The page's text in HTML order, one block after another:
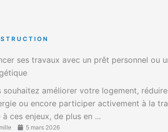
ses travaux avec un prêt personnel ou
souhaitez améliorer votre logement,
ou encore participer activement à la
à ces enjeux, de plus en ...
5 mars 2026